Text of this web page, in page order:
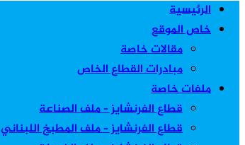
الرئيسية
خاص الموقع
مقالات خاصة
مبادرات القطاع الخاص
ملفات خاصة
قطاع الفرنشايز – ملف الصناعة
قطاع الفرنشايز – ملف المطبخ اللبناني